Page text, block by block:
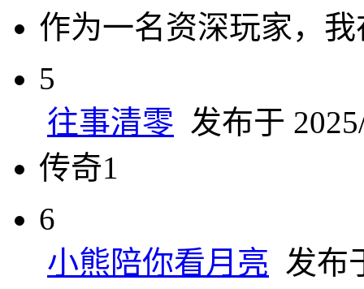
作为一名资深玩家，
5
往事清零 发布于
传奇1
6
小熊陪你看月亮 发布